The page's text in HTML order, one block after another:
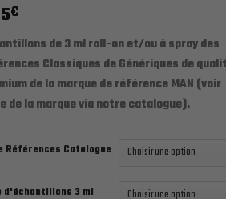
€
de 3 ml roll-on et/ou à spray des
Classiques de Génériques de
de la marque de référence MAN (voir
de la marque via notre catalogue).
Références Catalogue
d'échantillons 3 ml